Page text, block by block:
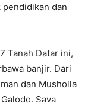
pendidikan dan
Tanah Datar ini,
banjir. Dari
dan Musholla
Saya